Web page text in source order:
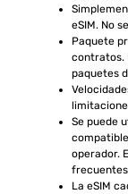
eSIM. No
Paquete
contratos.
paquetes
Se puede
operador.
La eSIM